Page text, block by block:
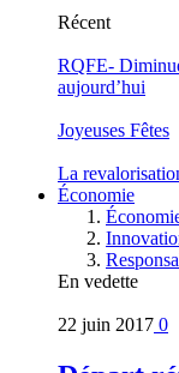
Récent
RQFE-
aujourd’hui
Joyeuses Fêtes
La
Économie
En vedette
22 juin 2017 0